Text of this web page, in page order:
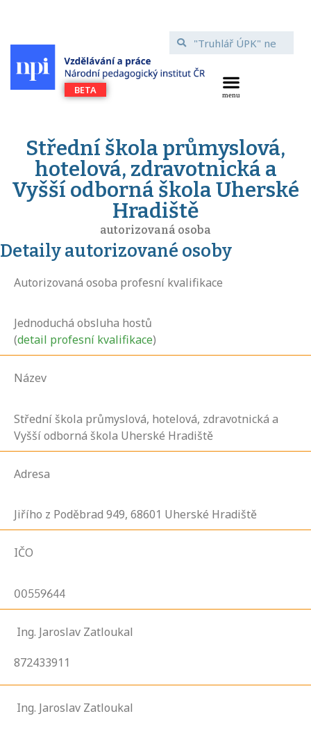
Střední škola průmyslová,
hotelová, zdravotnická a
Vyšší odborná škola Uherské
Hradiště
autorizovaná osoba
Detaily autorizované osoby
Autorizovaná osoba profesní kvalifikace
Jednoduchá obsluha hostů
(detail profesní kvalifikace)
Název
Střední škola průmyslová, hotelová, zdravotnická a
Vyšší odborná škola Uherské Hradiště
Adresa
Jiřího z Poděbrad 949, 68601 Uherské Hradiště
IČO
00559644
Ing. Jaroslav Zatloukal
872433911
Ing. Jaroslav Zatloukal